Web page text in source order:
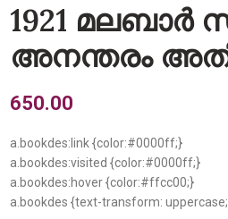
1921 മലബാർ
അനന്തരം
650.00
a.bookdes:link {color:#0000ff;}
a.bookdes:visited {color:#0000ff;}
a.bookdes:hover {color:#ffcc00;}
a.bookdes {text-transform: